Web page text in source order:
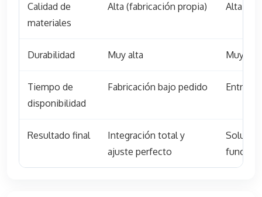
Calidad de
materiales
Alta (fabricación propia) Alta
Durabilidad Muy alta Muy
Tiempo de
disponibilidad
Fabricación bajo pedido Entrega
Resultado final
Integración total y
ajuste perfecto